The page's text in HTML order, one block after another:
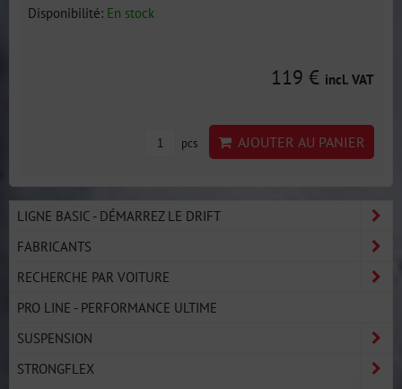
Disponibilité: En stock
119 € incl. VAT
pcs AJOUTER AU PANIER
LIGNE BASIC - DÉMARREZ LE DRIFT
FABRICANTS
RECHERCHE PAR VOITURE
PRO LINE - PERFORMANCE ULTIME
SUSPENSION
STRONGFLEX